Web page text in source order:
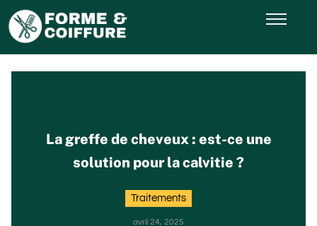
La greffe de cheveux : est-ce une
solution pour la calvitie ?
Traitements
avril 24, 2025